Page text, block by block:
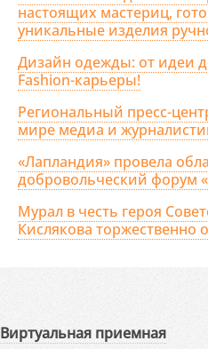
настоящих мастериц,
уникальные изделия
Дизайн одежды: от идеи
Fashion-карьеры!
Региональный пресс-
мире медиа и
«Лапландия» провела
добровольческий форум
Мурал в честь героя
Кислякова торжественно
Виртуальная приемная